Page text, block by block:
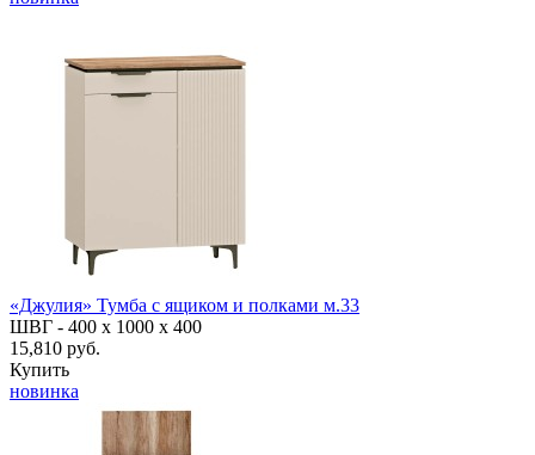
«Джулия» Тумба с ящиком и полками м.33
ШВГ - 400 х 1000 х 400
15,810 руб.
Купить
новинка